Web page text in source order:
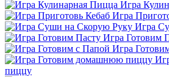
Игра
Игра
Игра
Игра Готовим
Игра
пиццу